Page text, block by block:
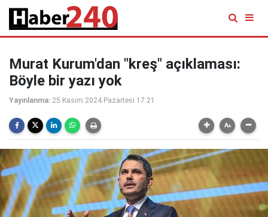
Murat Kurum'dan "kreş" açıklaması:
Böyle bir yazı yok
Yayınlanma: 25 Kasım 2024 Pazartesi 17:21